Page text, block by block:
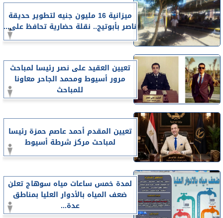
ميزانية 16 مليون جنيه لتطوير حديقة
ناصر بأبوتيج.. نقلة حضارية تحافظ على...
تعيين العقيد على نصر رئيسا لمباحث
مرور أسيوط ومحمد الجاحر معاونا
للمباحث
تعيين المقدم أحمد عاصم حمزة رئيسا
لمباحث مركز شرطة أسيوط
لمدة خمس ساعات مياه سوهاج تعلن
ضعف المياه بالأدوار العليا بمناطق
عدة...